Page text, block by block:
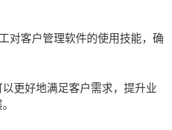
对客户管理软件的使用技能，确
更好地满足客户需求，提升业